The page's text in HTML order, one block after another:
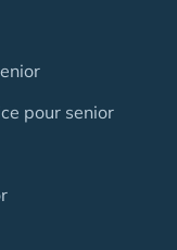
pour senior